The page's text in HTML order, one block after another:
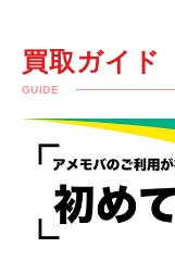
買取ガイド
GUIDE